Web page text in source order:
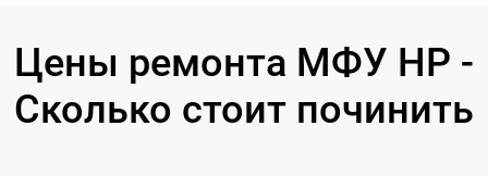
Цены ремонта МФУ HP -
Сколько стоит починить